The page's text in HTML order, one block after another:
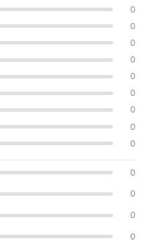
0
0
0
0
0
0
0
0
0
0
0
0
0